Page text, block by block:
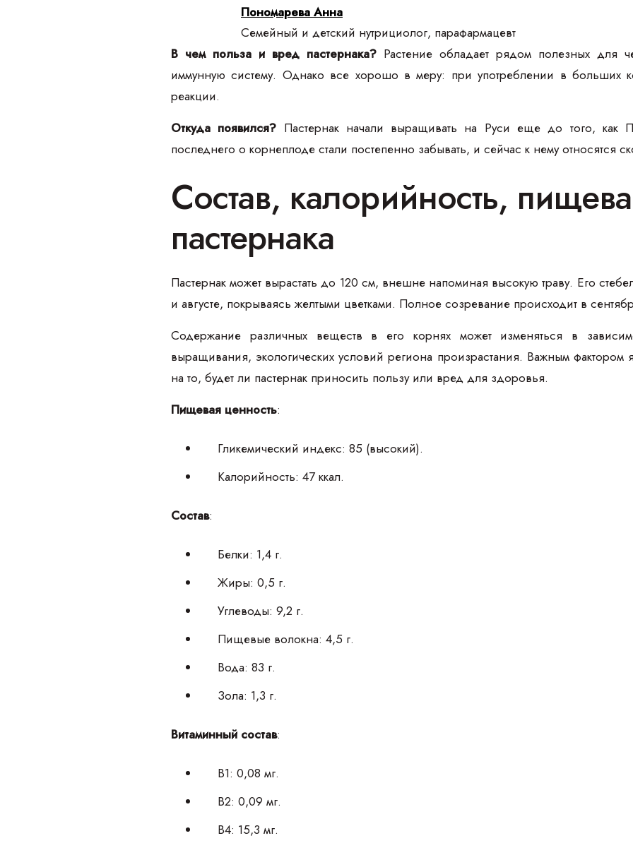
Пономарева Анна
Семейный и детский нутрициолог, парафармацевт
В чем польза и вред пастернака? Растение обладает рядом полезных для
иммунную систему. Однако все хорошо в меру: при употреблении в больших
реакции.
Откуда появился? Пастернак начали выращивать на Руси еще до того, как
последнего о корнеплоде стали постепенно забывать, и сейчас к нему относятся
Состав, калорийность,
пастернака
Пастернак может вырастать до 120 см, внешне напоминая высокую траву. Его
и августе, покрываясь желтыми цветками. Полное созревание происходит в
Содержание различных веществ в его корнях может изменяться в
выращивания, экологических условий региона произрастания. Важным фактором
на то, будет ли пастернак приносить пользу или вред для здоровья.
Пищевая ценность:
Гликемический индекс: 85 (высокий).
Калорийность: 47 ккал.
Состав:
Белки: 1,4 г.
Жиры: 0,5 г.
Углеводы: 9,2 г.
Пищевые волокна: 4,5 г.
Вода: 83 г.
Зола: 1,3 г.
Витаминный состав:
В1: 0,08 мг.
В2: 0,09 мг.
В4: 15,3 мг.